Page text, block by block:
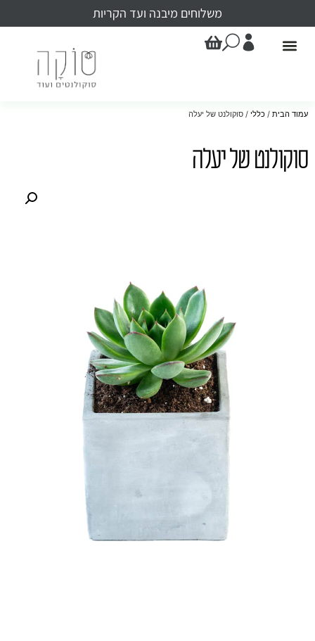
משלוחים מיבנה ועד הקריות
עמוד הבית / כללי / סוקולנט של יעלה
סוקולנט של יעלה